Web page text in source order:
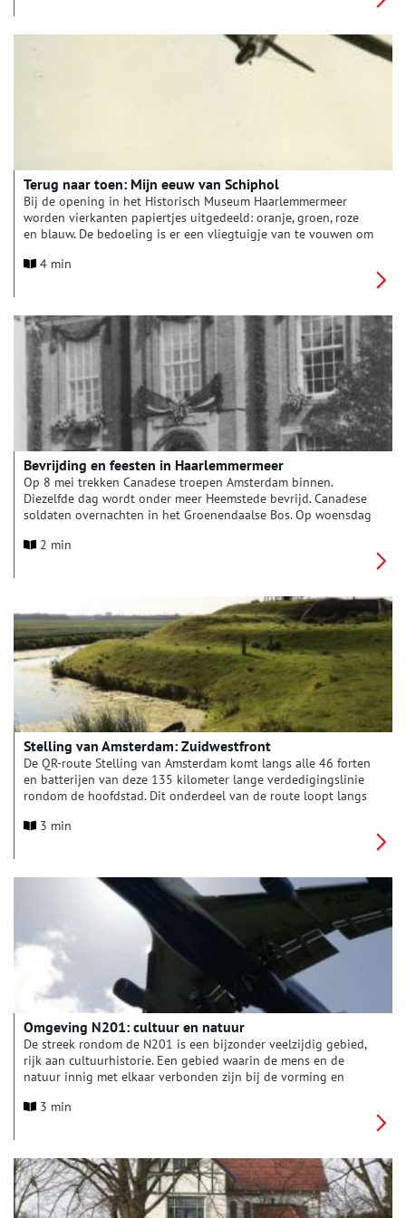
Terug naar toen: Mijn eeuw van Schiphol
Bij de opening in het Historisch Museum Haarlemmermeer
worden vierkanten papiertjes uitgedeeld: oranje, groen, roze
en blauw. De bedoeling is er een vliegtuigje van te vouwen om
laten landen. “Niet als symbool dat we vliegtuigen in bomen
de opening van de tentoonstelling ‘Mijn eeuw van Schiphol –
Bevlogen verhalen uit de Haarlemmermeer’. Het is in 2016
honderd jaar geleden dat de eerste vliegtuigen op Schiphol
landden. Ook in het pittoreske museum, verstopt tussen bos,
hotel en bowlingbaan, wordt aandacht besteed aan dit
bijzondere jubileum.
4 min
Bevrijding en feesten in Haarlemmermeer
Op 8 mei trekken Canadese troepen Amsterdam binnen.
Diezelfde dag wordt onder meer Heemstede bevrijd. Canadese
soldaten overnachten in het Groenendaalse Bos. Op woensdag
worden de bevrijders verwelkomd door een enthousiaste
waarnemend burgemeester Jansonius. De ontvangst van de
bevrijders is een feest! Iedereen is uitgelaten; na jaren mag je
weer zeggen wat je denkt, doen en laten wat je wilt. Na jaren
mag de Nederlandse vlag weer wapperen. Veel Hoofddorpers
rijden een stukje mee met de gevechtswagens van de
bevrijders. Een ‘Canadese’ luitenant op een motor blijkt zich te
ontpoppen als een echte Hoofddorper; Millenaar. Want aan de
geallieerde legers zijn Nederlandse militairen toegevoegd die
al eerder naar Engeland of het bevrijde Zuiden zijn
uitgeweken.
2 min
Stelling van Amsterdam: Zuidwestfront
De QR-route Stelling van Amsterdam komt langs alle 46 forten
en batterijen van deze 135 kilometer lange verdedigingslinie
rondom de hoofdstad. Dit onderdeel van de route loopt langs
eindigt bij het Fort bij Aalsmeer, dwars door de
3 min
Omgeving N201: cultuur en natuur
De streek rondom de N201 is een bijzonder veelzijdig gebied,
rijk aan cultuurhistorie. Een gebied waarin de mens en de
natuur innig met elkaar verbonden zijn bij de vorming en
afgelopen halve eeuw ingrijpend veranderd als gevolg van de
hoort bij de geschiedenis van deze streek. Aan de andere kant
heeft, zoals bij veel gebieden in West-Nederland, de
eeuwigdurende strijd van de mens tegen het water ook haar
stempel gedrukt op het landschap. De N201, één van de
3 min